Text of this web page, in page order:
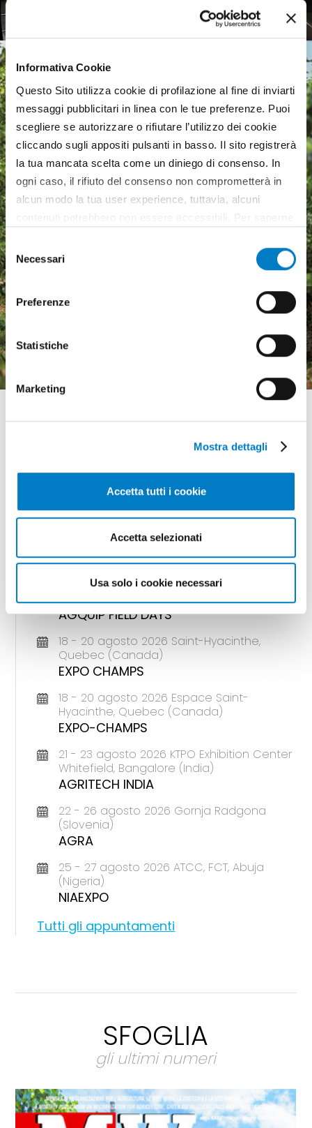
Informativa Cookie
Questo Sito utilizza cookie di profilazione al fine di inviarti
messaggi pubblicitari in linea con le tue preferenze. Puoi
scegliere se autorizzare o rifiutare l’utilizzo dei cookie
cliccando sugli appositi pulsanti in basso. Il sito registrerà
la tua mancata scelta come un diniego di consenso. In
ogni caso, il rifiuto del consenso non comprometterà in
alcun modo la tua user experience, tuttavia, alcuni
all’utilizzo di tutti, o solamente di alcuni di essi, ti
Selezione
del
consenso
Necessari
Preferenze
Statistiche
Marketing
Mostra dettagli
Accetta tutti i cookie
Accetta selezionati
Usa solo i cookie necessari
Macchine agricole, mercato
l'incertezza economica
GLI APPUNTAMENTI
della meccanizzazione
18 - 20 agosto 2026 Gunnedah, Nsw
(Australia)
AGQUIP FIELD DAYS
18 - 20 agosto 2026 Saint-Hyacinthe,
Quebec (Canada)
EXPO CHAMPS
18 - 20 agosto 2026 Espace Saint-
Hyacinthe, Quebec (Canada)
EXPO-CHAMPS
21 - 23 agosto 2026 KTPO Exhibition Center
Whitefield, Bangalore (India)
AGRITECH INDIA
22 - 26 agosto 2026 Gornja Radgona
(Slovenia)
AGRA
25 - 27 agosto 2026 ATCC, FCT, Abuja
(Nigeria)
NIAEXPO
Tutti gli appuntamenti
SFOGLIA
gli ultimi numeri